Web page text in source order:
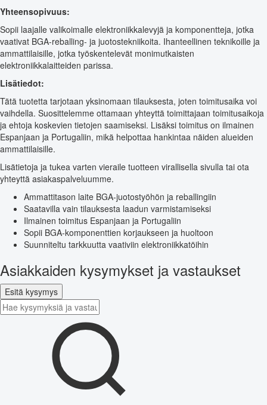
Yhteensopivuus:
Sopii laajalle valikoimalle elektroniikkalevyjä ja komponentteja, jotka
vaativat BGA-reballing- ja juotostekniikoita. Ihanteellinen teknikoille ja
ammattilaisille, jotka työskentelevät monimutkaisten
elektroniikkalaitteiden parissa.
Lisätiedot:
Tätä tuotetta tarjotaan yksinomaan tilauksesta, joten toimitusaika voi
vaihdella. Suosittelemme ottamaan yhteyttä toimittajaan toimitusaikoja
ja ehtoja koskevien tietojen saamiseksi. Lisäksi toimitus on ilmainen
Espanjaan ja Portugaliin, mikä helpottaa hankintaa näiden alueiden
ammattilaisille.
Lisätietoja ja tukea varten vieraile tuotteen virallisella sivulla tai ota
yhteyttä asiakaspalveluumme.
Ammattitason laite BGA-juotostyöhön ja reballingiin
Saatavilla vain tilauksesta laadun varmistamiseksi
Ilmainen toimitus Espanjaan ja Portugaliin
Sopii BGA-komponenttien korjaukseen ja huoltoon
Suunniteltu tarkkuutta vaativiin elektroniikkatöihin
Asiakkaiden kysymykset ja vastaukset
Esitä kysymys